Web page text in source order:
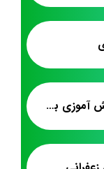
صادرات پشمک الیافی دانش آموزی به افغانستان